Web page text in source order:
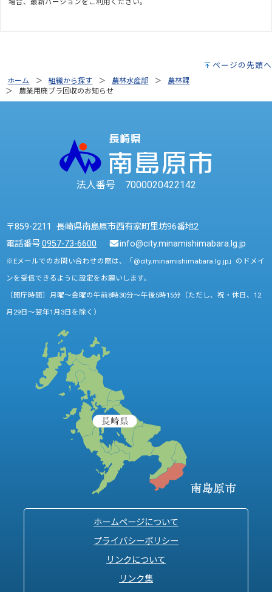
場合、最新バージョンをご利用ください。
ページの先頭へ
ホーム 組織から探す 農林水産部
農林課
農業用廃プラ回収のお知らせ
法人番号 7000020422142
〒859-2211 長崎県南島原市西有家町里坊96番地2
電話番号:0957-73-6600 info@city.minamishimabara.lg.jp
※Eメールでのお問い合わせの際は、「@city.minamishimabara.lg.jp」のドメイ
ンを受信できるように設定をお願いします。
〔開庁時間〕月曜～金曜の午前8時30分～午後5時15分（ただし、祝・休日、12
月29日～翌年1月3日を除く）
ホームページについて
プライバシーポリシー
リンクについて
リンク集